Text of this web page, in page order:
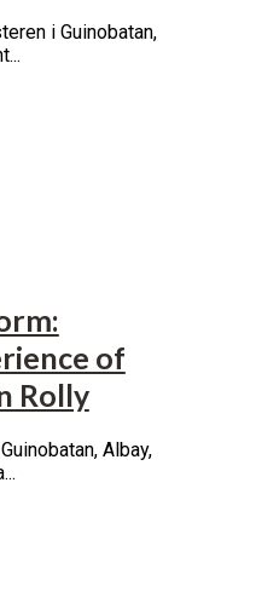
i Guinobatan,
of
Rolly
Albay,